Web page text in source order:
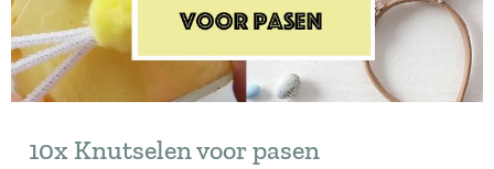
10x Knutselen voor pasen